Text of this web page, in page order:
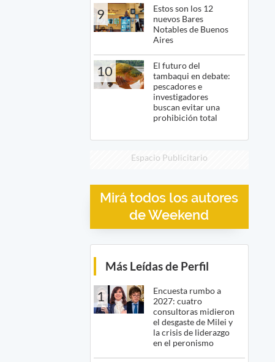
9
Estos son los 12
nuevos Bares
Notables de Buenos
Aires
10
El futuro del
tambaqui en debate:
pescadores e
investigadores
buscan evitar una
prohibición total
Espacio Publicitario
Mirá todos los autores
de Weekend
Más Leídas de Perfil
1
Encuesta rumbo a
2027: cuatro
consultoras midieron
el desgaste de Milei y
la crisis de liderazgo
en el peronismo